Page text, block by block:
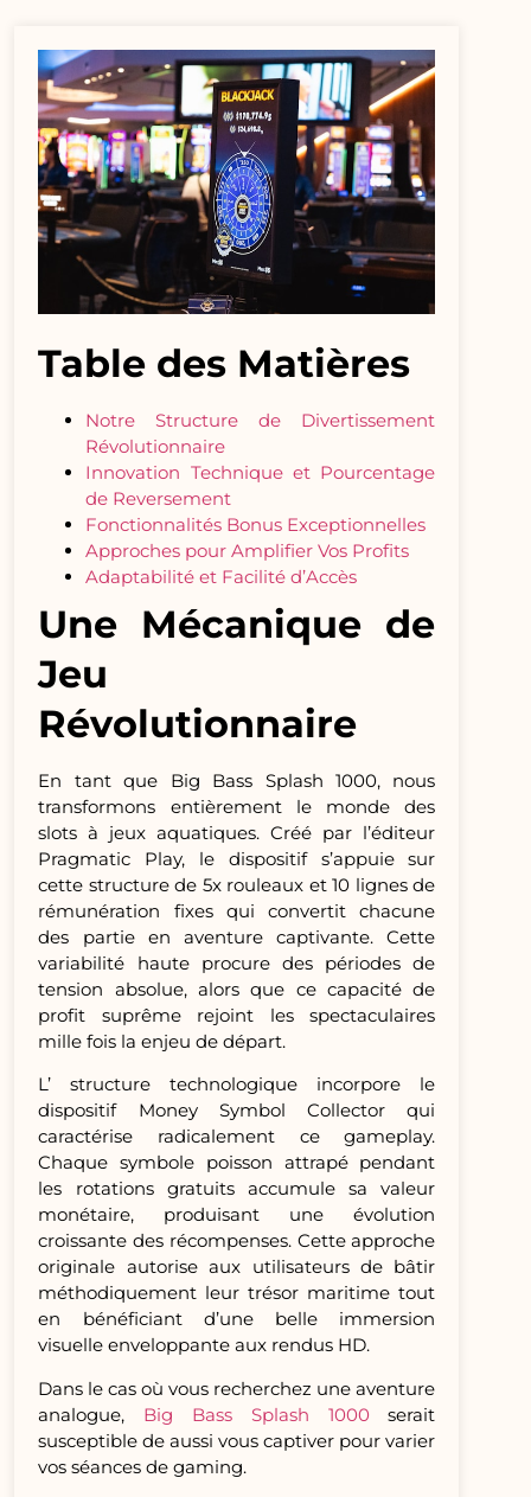
Table des Matières
Notre Structure de Divertissement
Révolutionnaire
Innovation Technique et Pourcentage
de Reversement
Fonctionnalités Bonus Exceptionnelles
Approches pour Amplifier Vos Profits
Adaptabilité et Facilité d’Accès
Une Mécanique de
Jeu
Révolutionnaire
En tant que Big Bass Splash 1000, nous
transformons entièrement le monde des
slots à jeux aquatiques. Créé par l’éditeur
Pragmatic Play, le dispositif s’appuie sur
cette structure de 5x rouleaux et 10 lignes de
rémunération fixes qui convertit chacune
des partie en aventure captivante. Cette
variabilité haute procure des périodes de
tension absolue, alors que ce capacité de
profit suprême rejoint les spectaculaires
mille fois la enjeu de départ.
L’ structure technologique incorpore le
dispositif Money Symbol Collector qui
caractérise radicalement ce gameplay.
Chaque symbole poisson attrapé pendant
les rotations gratuits accumule sa valeur
monétaire, produisant une évolution
croissante des récompenses. Cette approche
originale autorise aux utilisateurs de bâtir
méthodiquement leur trésor maritime tout
en bénéficiant d’une belle immersion
visuelle enveloppante aux rendus HD.
Dans le cas où vous recherchez une aventure
analogue, Big Bass Splash 1000serait
susceptible de aussi vous captiver pour varier
vos séances de gaming.